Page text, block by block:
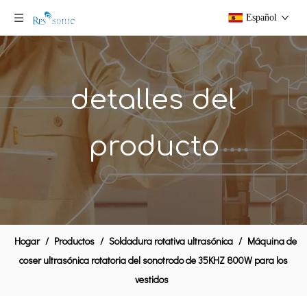
Español
detalles del
producto
Hogar / Productos / Soldadura rotativa ultrasónica / Máquina de
coser ultrasónica rotatoria del sonotrodo de 35KHZ 800W para los
vestidos